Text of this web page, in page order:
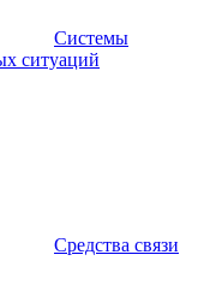
Системы
ситуаций
Средства связи